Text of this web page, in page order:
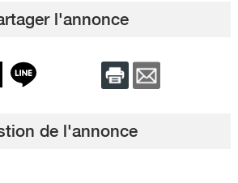
l'annonce
de l'annonce